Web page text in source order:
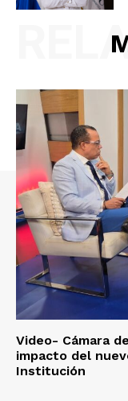
Video- Cámara
impacto del
Institución